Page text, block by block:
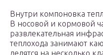
Внутри компоновка
В носовой и кормовой
развлекательная
теплохода занимают
делятся на несколько